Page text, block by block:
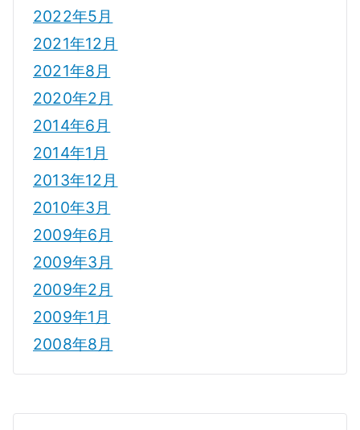
2022年5月
2021年12月
2021年8月
2020年2月
2014年6月
2014年1月
2013年12月
2010年3月
2009年6月
2009年3月
2009年2月
2009年1月
2008年8月